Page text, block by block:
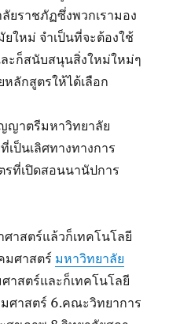
ยราชภัฏซึ่งพวกเรามอง
ใหม่ จำเป็นที่จะต้องใช้
ะก็สนับสนุนสิ่งใหม่ใหม่ๆ
ลักสูตรให้ได้เลือก
ญาตรีมหาวิทยาลัย
ป็นเลิศทางทางการ
ที่เปิดสอนนานัปการ
าสตร์แล้วก็เทคโนโลยี
มศาสตร์ มหาวิทยาลัย
าสตร์และก็เทคโนโลยี
ศาสตร์ 6.คณะวิทยาการ